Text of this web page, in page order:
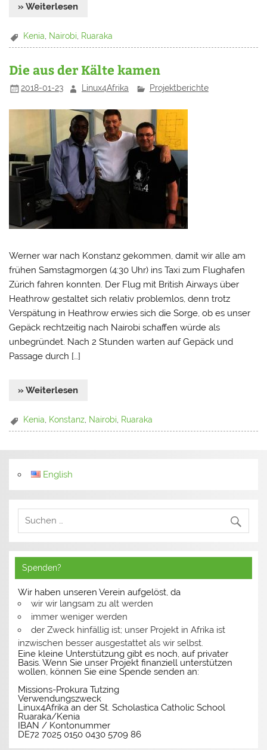
» Weiterlesen
Kenia Nairobi Ruaraka
Die aus der Kälte kamen
2018-01-23 Linux4Afrika Projektberichte
Werner war nach Konstanz gekommen, damit wir alle am
frühen Samstagmorgen (4:30 Uhr) ins Taxi zum Flughafen
Zürich fahren konnten. Der Flug mit British Airways über
Heathrow gestaltet sich relativ problemlos, denn trotz
Verspätung in Heathrow erwies sich die Sorge, ob es unser
Gepäck rechtzeitig nach Nairobi schaffen würde als
unbegründet. Nach 2 Stunden warten auf Gepäck und
Passage durch […]
» Weiterlesen
Kenia, Konstanz, Nairobi, Ruaraka
English
Spenden?
Wir haben unseren Verein aufgelöst, da
wir wir langsam zu alt werden
immer weniger werden
der Zweck hinfällig ist; unser Projekt in Afrika ist
inzwischen besser ausgestattet als wir selbst.
Eine kleine Unterstützung gibt es noch, auf privater
Basis. Wenn Sie unser Projekt finanziell unterstützen
wollen, können Sie eine Spende senden an:
Missions-Prokura Tutzing
Verwendungszweck
Linux4Afrika an der St. Scholastica Catholic School
Ruaraka/Kenia
IBAN / Kontonummer
DE72 7025 0150 0430 5709 86